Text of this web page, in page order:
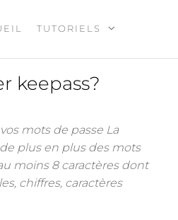
TUTORIELS
keepass?
mots de passe La
plus en plus des mots
moins 8 caractères dont
chiffres, caractères